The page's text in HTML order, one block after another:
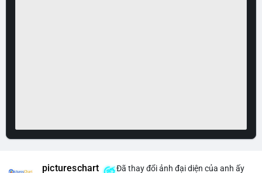
pictureschart Đã thay đổi ảnh đại diện của anh ấy